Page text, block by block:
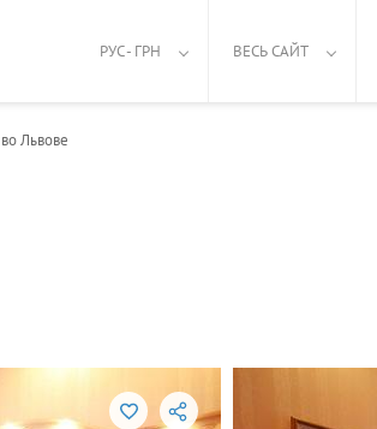
РУС - ГРН ВЕСЬ САЙТ
Львове